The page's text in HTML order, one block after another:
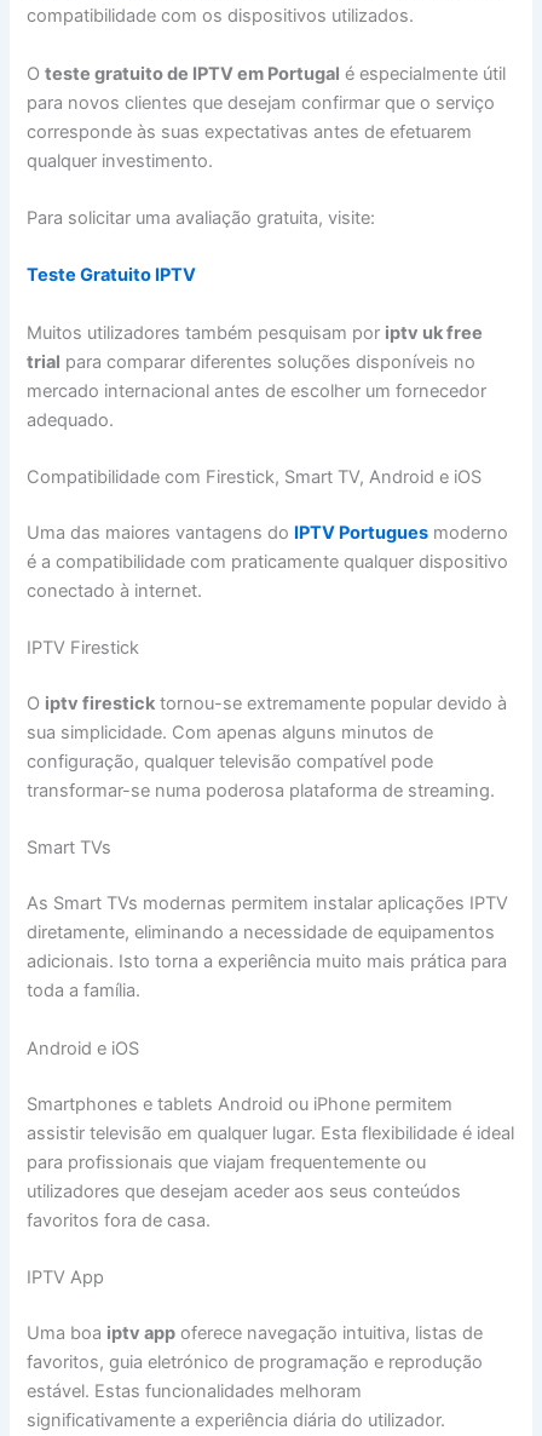
compatibilidade com os dispositivos utilizados.
Oteste gratuito de IPTV em Portugal é especialmente útil
para novos clientes que desejam confirmar que o serviço
corresponde às suas expectativas antes de efetuarem
qualquer investimento.
Para solicitar uma avaliação gratuita, visite:
Teste Gratuito IPTV
Muitos utilizadores também pesquisam por iptv uk free
trial para comparar diferentes soluções disponíveis no
mercado internacional antes de escolher um fornecedor
adequado.
Compatibilidade com Firestick, Smart TV, Android e iOS
Uma das maiores vantagens do IPTV Portugues moderno
é a compatibilidade com praticamente qualquer dispositivo
conectado à internet.
IPTV Firestick
O iptv firestick tornou-se extremamente popular devido à
sua simplicidade. Com apenas alguns minutos de
configuração, qualquer televisão compatível pode
transformar-se numa poderosa plataforma de streaming.
Smart TVs
As Smart TVs modernas permitem instalar aplicações IPTV
diretamente, eliminando a necessidade de equipamentos
adicionais. Isto torna a experiência muito mais prática para
toda a família.
Android e iOS
Smartphones e tablets Android ou iPhone permitem
assistir televisão em qualquer lugar. Esta flexibilidade é ideal
para profissionais que viajam frequentemente ou
utilizadores que desejam aceder aos seus conteúdos
favoritos fora de casa.
IPTV App
Uma boa iptv app oferece navegação intuitiva, listas de
favoritos, guia eletrónico de programação e reprodução
estável. Estas funcionalidades melhoram
significativamente a experiência diária do utilizador.